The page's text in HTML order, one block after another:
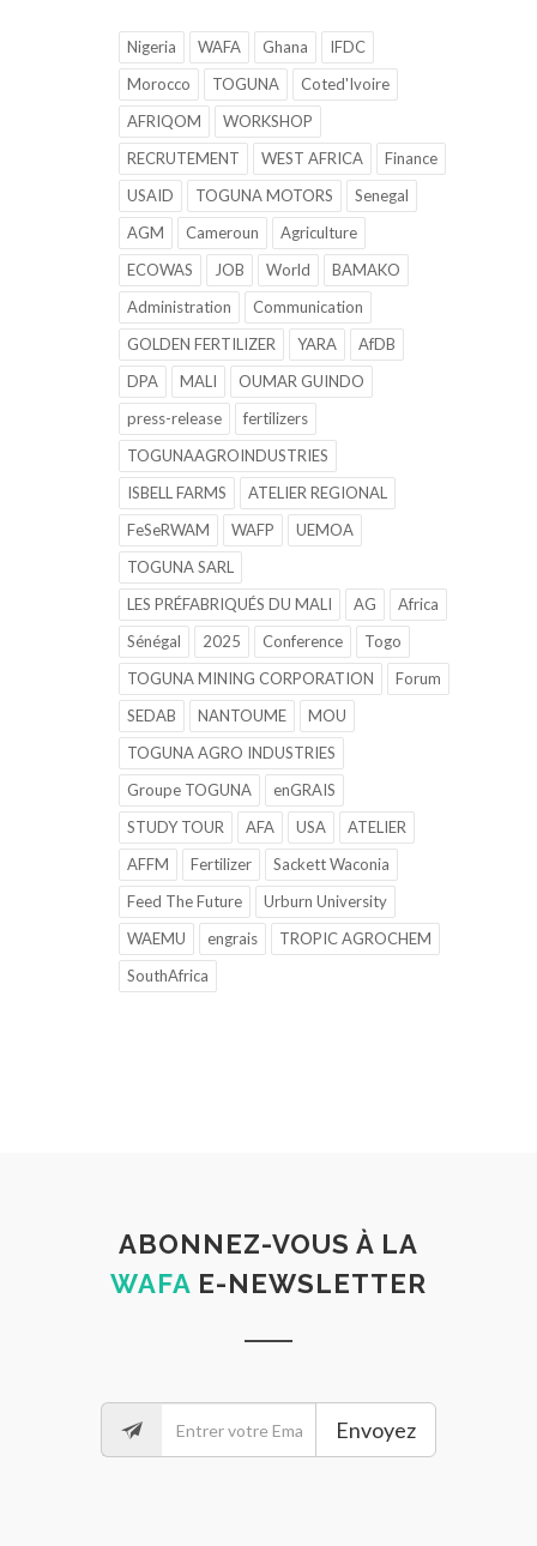
Nigeria WAFA Ghana
IFDC
Morocco
TOGUNA
Coted'Ivoire
AFRIQOM
WORKSHOP
RECRUTEMENT
WEST AFRICA
Finance
USAID
TOGUNA MOTORS
Senegal
AGM
Cameroun
Agriculture
ECOWAS
JOB World
BAMAKO
Administration
Communication
GOLDEN FERTILIZER
YARA
AfDB
DPA
MALI
OUMAR GUINDO
press-release
fertilizers
TOGUNAAGROINDUSTRIES
ISBELL FARMS
ATELIER REGIONAL
FeSeRWAM
WAFP
UEMOA
TOGUNA SARL
LES PRÉFABRIQUÉS DU MALI
AG
Africa
Sénégal
2025 Conference
Togo
TOGUNA MINING CORPORATION
Forum
SEDAB
NANTOUME
MOU
TOGUNA AGRO INDUSTRIES
Groupe TOGUNA
enGRAIS
STUDY TOUR
AFA USA
ATELIER
AFFM
Fertilizer
Sackett Waconia
Feed The Future
Urburn University
WAEMU
engrais
TROPIC AGROCHEM
SouthAfrica
ABONNEZ-VOUS À LA
WAFA E-NEWSLETTER
Envoyez